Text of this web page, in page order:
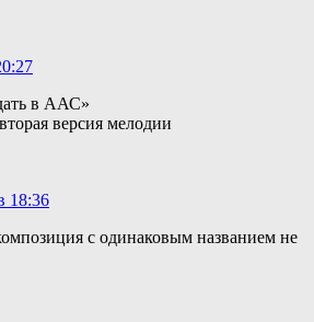
в ААС»
версия мелодии
18:36
с одинаковым названием не